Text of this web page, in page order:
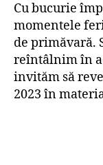
Cu bucurie
momentele
de primăvară.
reîntâlnim în
invităm să
2023 în